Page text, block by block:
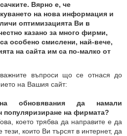
Вярно е, че
на нова информация и
оптимизацията Ви в
казано за много фирми,
особено смислени, най-вече,
на сайта им са по-малко от
въпроси що се отнася до
на Вашия сайт:
обновявания да намали
популяризиране на фирмата?
което трябва да направите е да
които Ви търсят в интернет, да